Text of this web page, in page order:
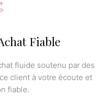
Fiable
fluide soutenu par des
client à votre écoute et
fiable.